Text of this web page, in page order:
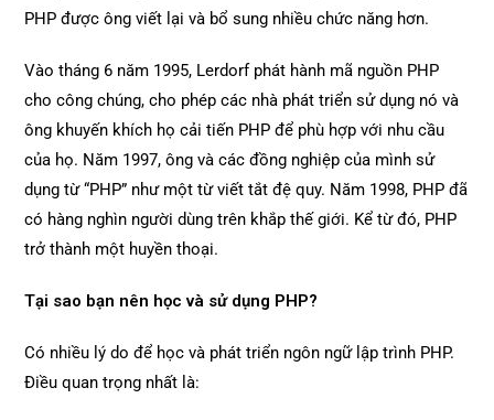
PHP được ông viết lại và bổ sung nhiều chức năng hơn.
Vào tháng 6 năm 1995, Lerdorf phát hành mã nguồn PHP
cho công chúng, cho phép các nhà phát triển sử dụng nó và
ông khuyến khích họ cải tiến PHP để phù hợp với nhu cầu
của họ. Năm 1997, ông và các đồng nghiệp của mình sử
dụng từ “PHP” như một từ viết tắt đệ quy. Năm 1998, PHP đã
có hàng nghìn người dùng trên khắp thế giới. Kể từ đó, PHP
trở thành một huyền thoại.
Tại sao bạn nên học và sử dụng PHP?
Có nhiều lý do để học và phát triển ngôn ngữ lập trình PHP.
Điều quan trọng nhất là: